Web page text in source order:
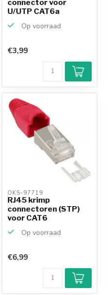
connector voor
U/UTP CAT6a
Op voorraad
€3,99
OKS-97719
RJ45 krimp
connectoren (STP)
voor CAT6
Op voorraad
9,2/10
Achteraf
betalen mogelijk
€6,99